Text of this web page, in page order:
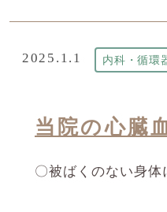
2025.1.1 内科・循環
当院の心臓
〇被ばくのない身